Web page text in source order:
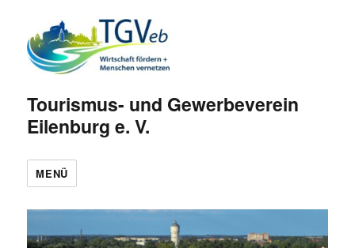
Tourismus- und Gewerbeverein
Eilenburg e. V.
MENÜ